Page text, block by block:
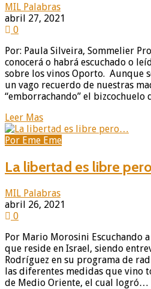
MIL Palabras
abril 27, 2021
0
Por: Paula Silveira, Sommelier
conocerá o habrá escuchado o
sobre los vinos Oporto. Aunque
un vago recuerdo de nuestras
“emborrachando” el bizcochuelo
Leer Mas
Por Eme Eme
La libertad es libre
MIL Palabras
abril 26, 2021
0
Por Mario Morosini Escuchando
que reside en Israel, siendo
Rodríguez en su programa de
las diferentes medidas que vino
de Medio Oriente, el cual logró…